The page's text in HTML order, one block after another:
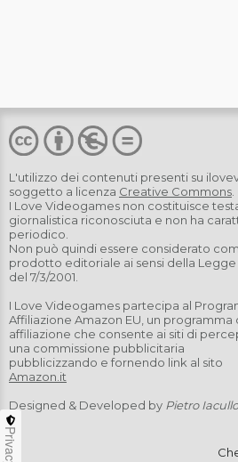
L'utilizzo dei contenuti presenti su
soggetto a licenza Creative Commons
I Love Videogames non costituisce
giornalistica riconosciuta e non ha
periodico.
Non può quindi essere considerato
prodotto editoriale ai sensi della Legge
del 7/3/2001.
I Love Videogames partecipa al
Affiliazione Amazon EU, un programma
affiliazione che consente ai siti di
una commissione pubblicitaria
pubblicizzando e fornendo link al sito
Amazon.it
Designed & Developed by Pietro Iacullo
Privacy